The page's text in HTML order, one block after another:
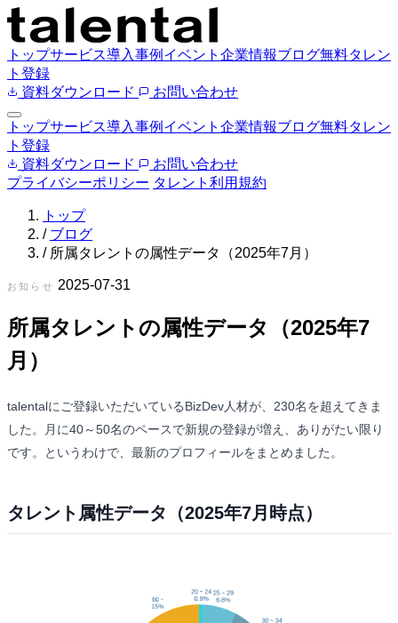
トップサービス導入事例 イベント 企業情報ブログ無料タレン
ト登録
資料ダウンロード
お問い合わせ
トップサービス導入事例 イベント 企業情報ブログ無料タレン
ト登録
資料ダウンロード
お問い合わせ
プライバシーポリシー タレント利用規約
トップ
/ ブログ
/ 所属タレントの属性データ（2025年7月）
お知らせ 2025-07-31
所属タレントの属性データ（2025年7
月）
talentalにご登録いただいているBizDev人材が、230名を超えてきま
した。月に40～50名のペースで新規の登録が増え、ありがたい限り
です。というわけで、最新のプロフィールをまとめました。
タレント属性データ（2025年7月時点）